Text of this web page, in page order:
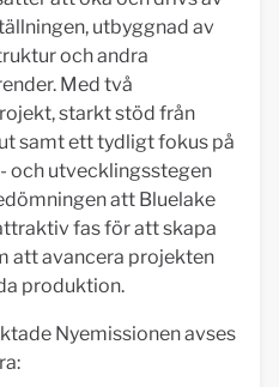
utbyggnad av
och andra
Med två
starkt stöd från
samt ett tydligt fokus på
och utvecklingsstegen
att Bluelake
fas för att skapa
att avancera projekten
produktion.
Nyemissionen avses